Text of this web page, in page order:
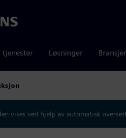
tjenester Løsninger Bransjer
vises ved hjelp av automatisk